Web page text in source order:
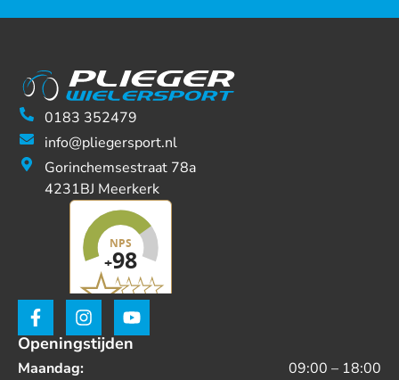
0183 352479
info@pliegersport.nl
Gorinchemsestraat 78a
4231BJ Meerkerk
Openingstijden
Maandag:
09:00 – 18:00